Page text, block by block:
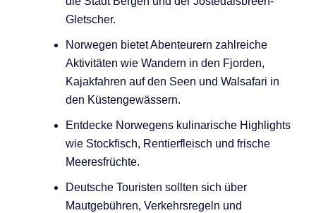
Gletscher.
Norwegen bietet Abenteurern zahlreiche
Aktivitäten wie Wandern in den Fjorden,
Kajakfahren auf den Seen und Walsafari in
den Küstengewässern.
Entdecke Norwegens kulinarische Highlights
wie Stockfisch, Rentierfleisch und frische
Meeresfrüchte.
Deutsche Touristen sollten sich über
Mautgebühren, Verkehrsregeln und